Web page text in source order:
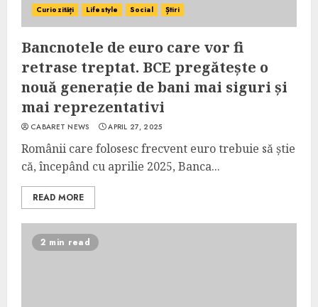
Curiozități Lifestyle Social Știri
Bancnotele de euro care vor fi
retrase treptat. BCE pregătește o
nouă generație de bani mai siguri și
mai reprezentativi
CABARET NEWS APRIL 27, 2025
Românii care folosesc frecvent euro trebuie să știe
că, începând cu aprilie 2025, Banca...
READ MORE
2 min read